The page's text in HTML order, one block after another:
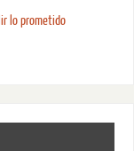
lo prometido